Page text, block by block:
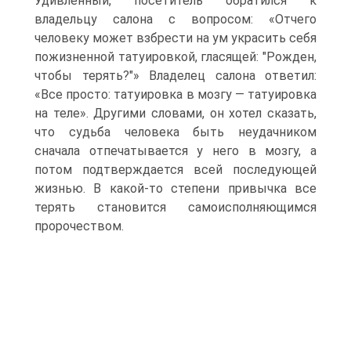
владельцу салона с вопросом: «Отчего
человеку может взбрести на ум украсить себя
пожизненной татуировкой, гласящей: "Рожден,
чтобы терять?"» Владелец салона ответил:
«Все просто: татуировка в мозгу — татуировка
на теле». Другими словами, он хотел сказать,
что судьба человека быть неудачником
сначала отпечатывается у него в мозгу, а
потом подтверждается всей последующей
жизнью. В какой-то степени привычка все
терять становится самоисполняющимся
пророчеством.